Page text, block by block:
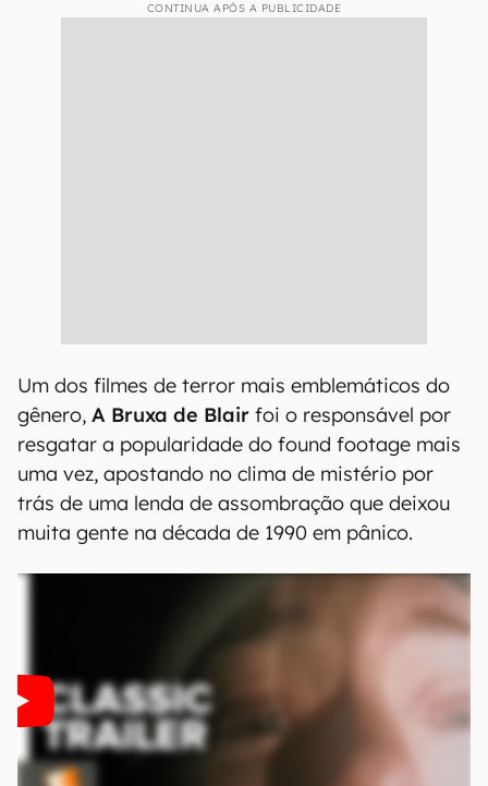
CONTINUA APÓS A PUBLICIDADE
Um dos filmes de terror mais emblemáticos do
gênero, A Bruxa de Blair foi o responsável por
resgatar a popularidade do found footage mais
uma vez, apostando no clima de mistério por
trás de uma lenda de assombração que deixou
muita gente na década de 1990 em pânico.